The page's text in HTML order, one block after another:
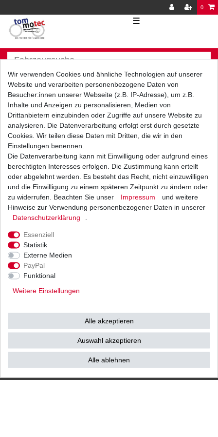
0
☰
Versand
Ab einem Warenwert von
500 Euro versenden wir
die Ware kostenlos zu
Bezahlarten
Vorkasse
Barzahlung bei Abholung in
53783 Eitorf (
Bitte
unbedingt Termin
Impressum
Wir verwenden Cookies und ähnliche Technologien auf unserer
Website und verarbeiten personenbezogene Daten von
Besucher:innen unserer Webseite (z.B. IP-Adresse), um z.B.
Inhalte und Anzeigen zu personalisieren, Medien von
Drittanbietern einzubinden oder Zugriffe auf unsere Website zu
analysieren. Die Datenverarbeitung erfolgt erst durch gesetzte
Cookies. Wir teilen diese Daten mit Dritten, die wir in den
Einstellungen benennen.
Die Datenverarbeitung kann mit Einwilligung oder aufgrund eines
berechtigten Interesses erfolgen. Die Zustimmung kann erteilt
oder abgelehnt werden. Es besteht das Recht, nicht einzuwilligen
und die Einwilligung zu einem späteren Zeitpunkt zu ändern oder
zu widerrufen. Beachten Sie unser
Impressum
und weitere
Hinweise zur Verwendung personenbezogener Daten in unserer
Daten­schutz­erklärung
Essenziell
Statistik
Externe Medien
PayPal
Funktional
Weitere Einstellungen
Alle akzeptieren
Auswahl akzeptieren
Alle ablehnen